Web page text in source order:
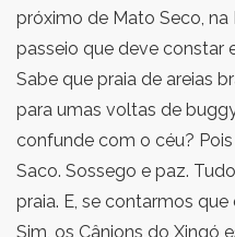
próximo de Mato Seco, na
passeio que deve constar
Sabe que praia de areias
para umas voltas de
confunde com o céu?
Saco. Sossego e paz.
praia. E, se contarmos
Sim, os Cânions do Xingó